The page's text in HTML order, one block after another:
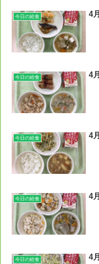
今日の給食 4
今日の給食 4
今日の給食 4
今日の給食 4
今日の給食 4